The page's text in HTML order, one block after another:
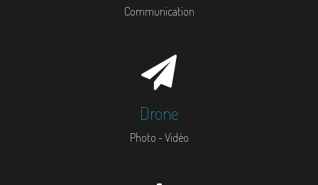
Communication
Drone
Photo - Vidéo